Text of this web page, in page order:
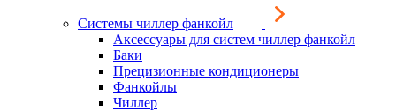
Системы чиллер фанкойл
Аксессуары для систем чиллер фанкойл
Баки
Прецизионные кондиционеры
Фанкойлы
Чиллер